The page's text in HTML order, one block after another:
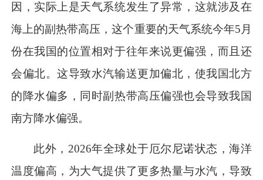
因，实际上是天气系统发生了异常，这就涉及在
海上的副热带高压，这个重要的天气系统今年5月
份在我国的位置相对于往年来说更偏强，而且还
会偏北。这导致水汽输送更加偏北，使我国北方
的降水偏多，同时副热带高压偏强也会导致我国
南方降水偏强。
此外，2026年全球处于厄尔尼诺状态，海洋
温度偏高，为大气提供了更多热量与水汽，导致